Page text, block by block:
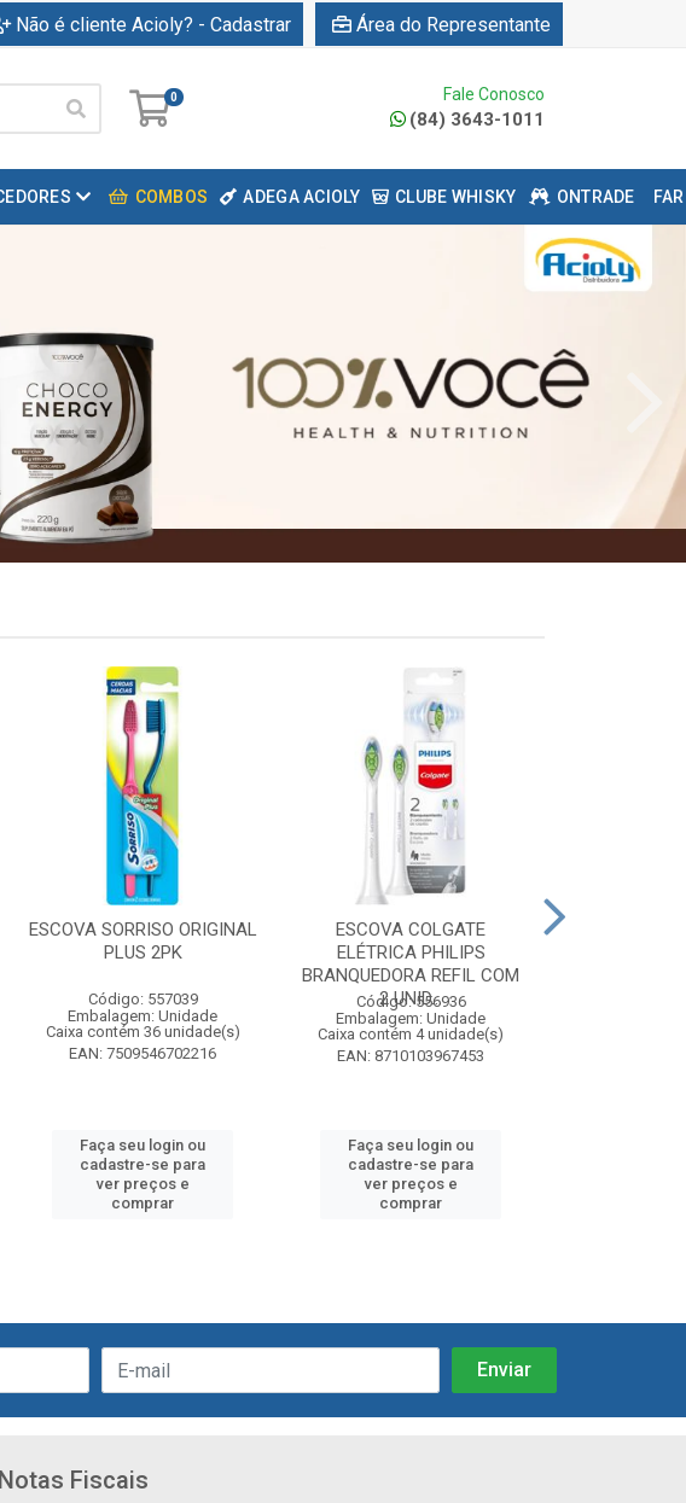
Não é cliente Acioly? - Cadastrar Área do Representante
0 Fale Conosco
(84) 3643-1011
COMBOS ADEGA ACIOLY CLUBE WHISKY ONTRADE
ESCOVA SORRISO ORIGINAL
PLUS 2PK
Código: 557039
Embalagem: Unidade
Caixa contém 36 unidade(s)
EAN: 7509546702216
Faça seu login ou
cadastre-se para
ver preços e
comprar
ESCOVA COLGATE
ELÉTRICA PHILIPS
BRANQUEDORA REFIL COM
2 UNID...
Código: 556936
Embalagem: Unidade
Caixa contém 4 unidade(s)
EAN: 8710103967453
Faça seu login ou
cadastre-se para
ver preços e
comprar
Notas Fiscais